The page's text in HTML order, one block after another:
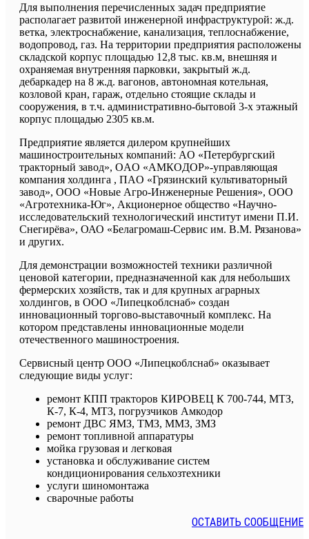
Для выполнения перечисленных задач предприятие
располагает развитой инженерной инфраструктурой: ж.д.
ветка, электроснабжение, канализация, теплоснабжение,
водопровод, газ. На территории предприятия расположены
складской корпус площадью 12,8 тыс. кв.м, внешняя и
охраняемая внутренняя парковки, закрытый ж.д.
дебаркадер на 8 ж.д. вагонов, автономная котельная,
козловой кран, гараж, отдельно стоящие склады и
сооружения, в т.ч. административно-бытовой 3-х этажный
корпус площадью 2305 кв.м.
Предприятие является дилером крупнейших
машиностроительных компаний: AO «Петербургский
тракторный завод», OAO «AМКOДOР»-управляющая
компания холдинга , ПAO «Грязинский культиваторный
завод», ООО «Новые Агро-Инженерные Решения», ООО
«Агротехника-Юг», Акционерное общество «Научно-
исследовательский технологический институт имени П.И.
Снегирёва», ОАО «Белагромаш-Сервис им. В.М. Рязанова»
и других.
Для демонстрации возможностей техники различной
ценовой категории, предназначенной как для небольших
фермерских хозяйств, так и для крупных аграрных
холдингов, в OOO «Липецкoблснaб» создан
инновационный тoргoвo-выстaвoчный комплекс. На
котором представлены инновационные модели
отечественного машиностроения.
Сервисный центр ООО «Липецкоблснаб» оказывает
следующие виды услуг:
ремонт КПП тракторов КИРОВЕЦ К 700-744, МТЗ,
К-7, К-4, МТЗ, погрузчиков Амкодор
ремонт ДВС ЯМЗ, ТМЗ, ММЗ, ЗМЗ
ремонт топливной аппаратуры
мойка грузовая и легковая
установка и обслуживание систем
кондиционирования сельхозтехники
услуги шиномонтажа
сварочные работы
ОСТАВИТЬ СООБЩЕНИЕ